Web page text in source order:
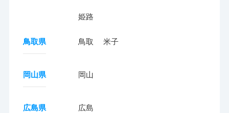
姫路
鳥取県 鳥取 米子
岡山県 岡山
広島県 広島